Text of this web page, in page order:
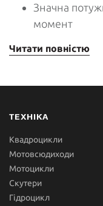
Значна
момент
Читати повністю
ТЕХНІКА
Квадроцикли
Мотовсюдиходи
Мотоцикли
Скутери
Гідроцикл